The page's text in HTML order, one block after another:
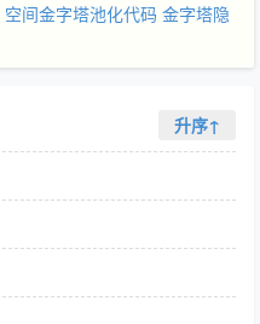
空间金字塔池化代码 金字塔隐
升序↑